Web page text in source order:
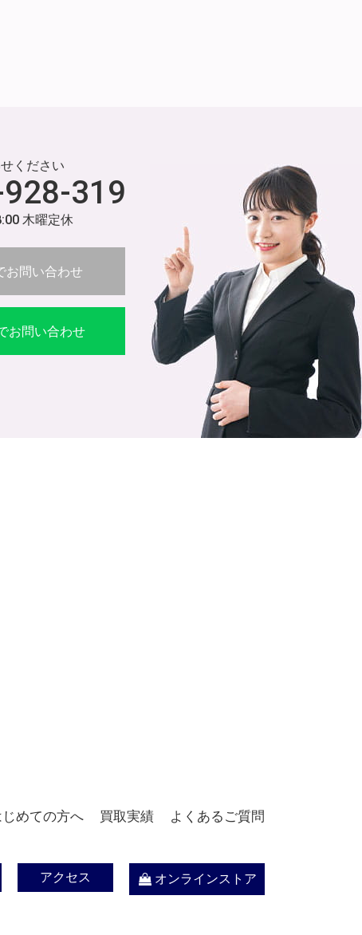
ください
319
木曜定休
お問い合わせ
お問い合わせ
じめての方へ 買取実績 よくあるご質問
アクセス オンラインストア